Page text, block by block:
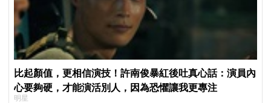
比起顏值，更相信演技！許南俊暴紅後吐真心話：演員內
心要夠硬，才能演活別人，因為恐懼讓我更專注
明星